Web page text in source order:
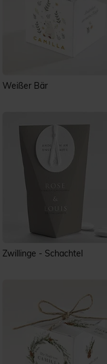
Weißer Bär
Zwillinge - Schachtel